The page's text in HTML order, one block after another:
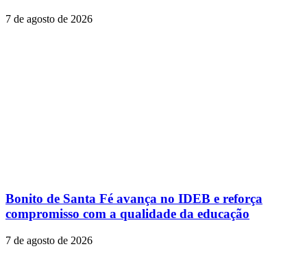
7 de agosto de 2026
Bonito de Santa Fé avança no IDEB e reforça
compromisso com a qualidade da educação
7 de agosto de 2026